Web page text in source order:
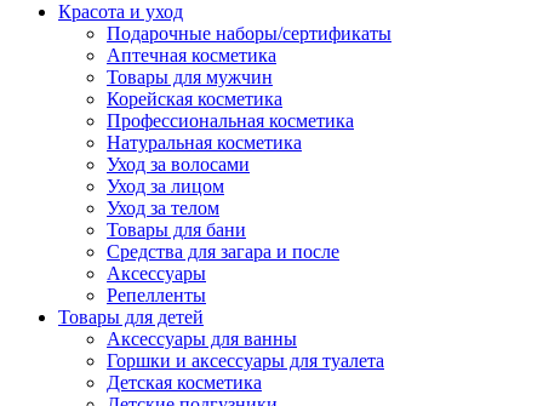
Красота и уход
Подарочные наборы/сертификаты
Аптечная косметика
Товары для мужчин
Корейская косметика
Профессиональная косметика
Натуральная косметика
Уход за волосами
Уход за лицом
Уход за телом
Товары для бани
Средства для загара и после
Аксессуары
Репелленты
Товары для детей
Аксессуары для ванны
Горшки и аксессуары для туалета
Детская косметика